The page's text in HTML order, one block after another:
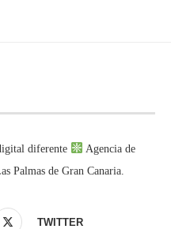
diferente
Agencia de
Palmas de Gran Canaria.
TWITTER